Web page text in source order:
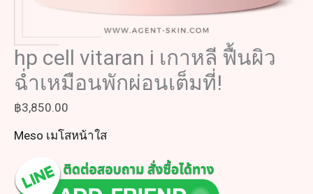
hp cell vitaran i เกาหลี ฟื้นผิว
ฉ่ำเหมือนพักผ่อนเต็มที่!
฿3,850.00
Meso เมโสหน้าใส